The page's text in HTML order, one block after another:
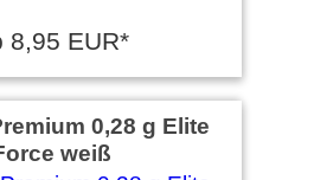
8,95 EUR*
0,28 g Elite
weiß